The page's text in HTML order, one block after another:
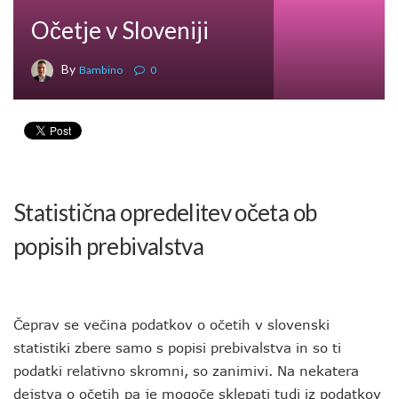
Očetje v Sloveniji
By Bambino 0
Statistična opredelitev očeta ob
popisih prebivalstva
Čeprav se večina podatkov o očetih v slovenski
statistiki zbere samo s popisi prebivalstva in so ti
podatki relativno skromni, so zanimivi. Na nekatera
dejstva o očetih pa je mogoče sklepati tudi iz podatkov